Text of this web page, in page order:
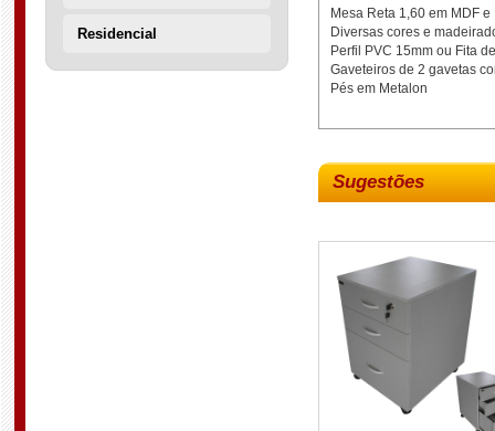
Residencial
Mesa Reta 1,60 em MDF
Diversas cores e
Perfil PVC 15mm ou Fita
Gaveteiros de 2 gavetas
Pés em Metalon
Sugestões